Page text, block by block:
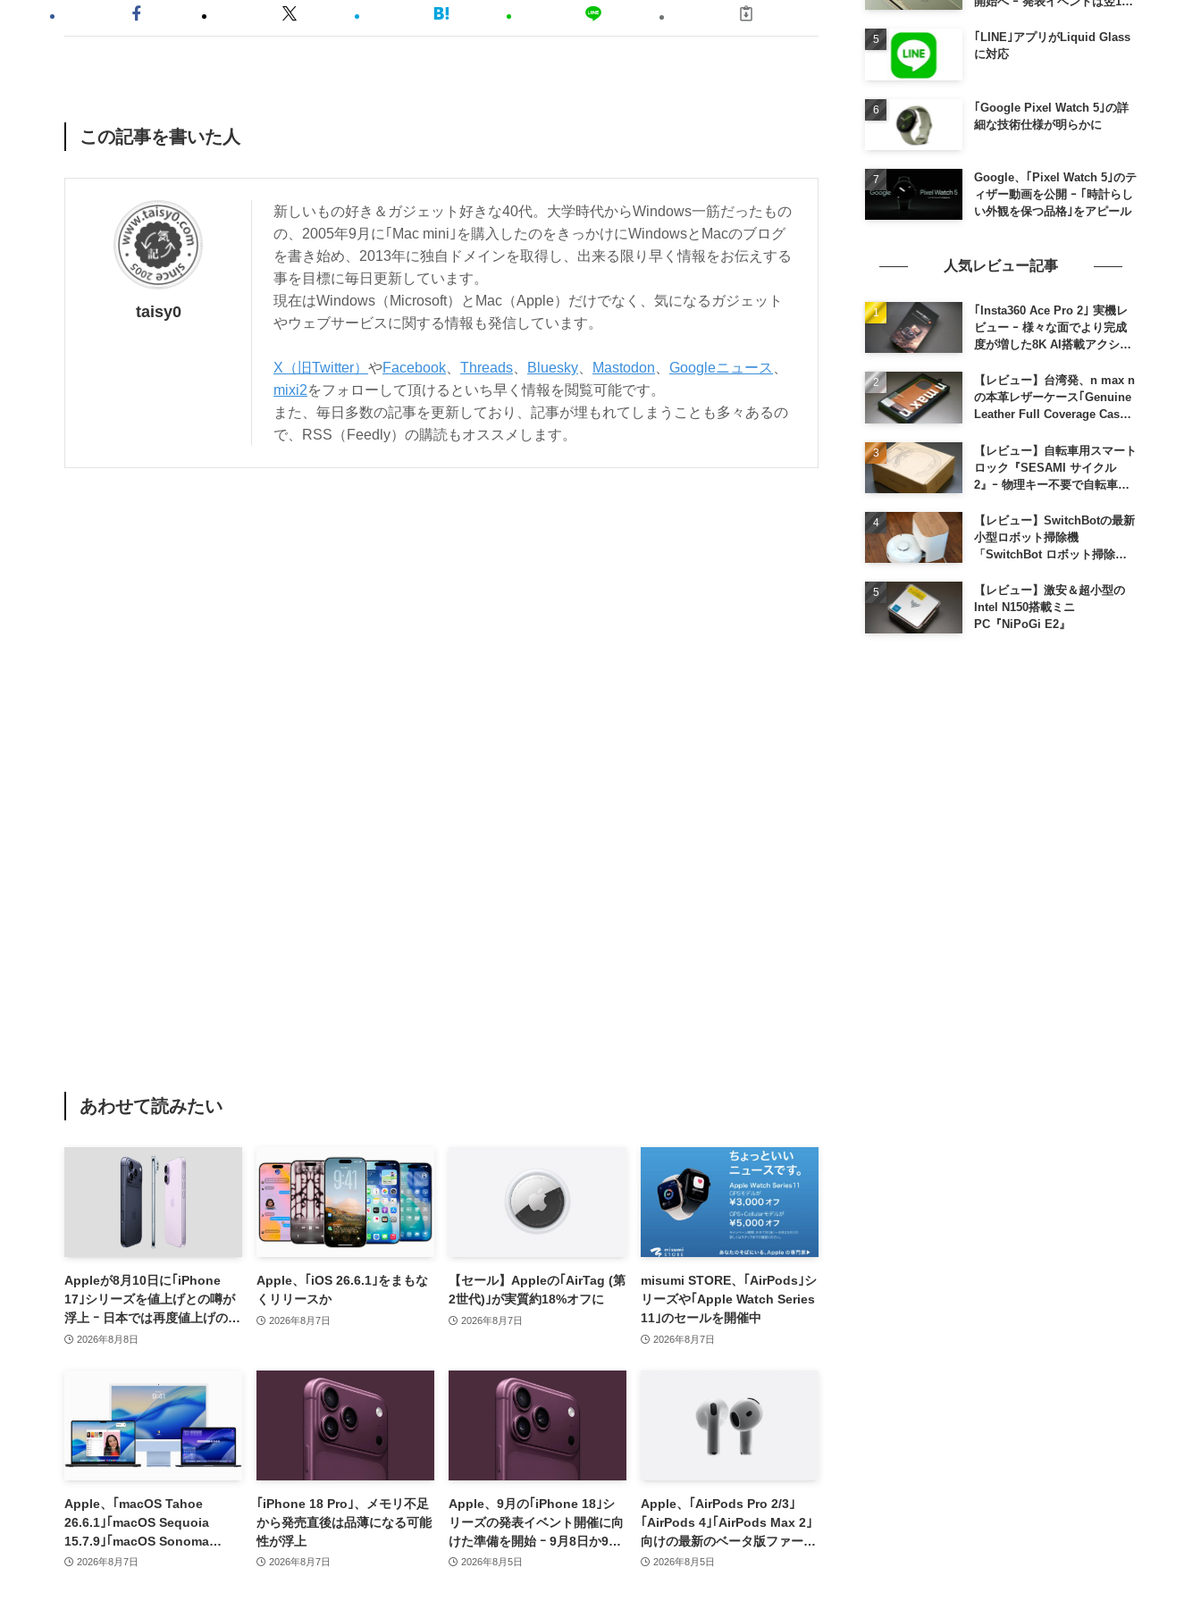
この記事を書いた人
taisy0
新しいもの好き＆ガジェット好きな40代。大学時代からWindows一筋だったもの
の、2005年9月に｢Mac mini｣を購入したのをきっかけにWindowsとMacのブログ
を書き始め、2013年に独自ドメインを取得し、出来る限り早く情報をお伝えする
事を目標に毎日更新しています。
現在はWindows（Microsoft）とMac（Apple）だけでなく、気になるガジェット
やウェブサービスに関する情報も発信しています。
X（旧Twitter） やFacebook Threads Bluesky Mastodon Googleニュース
mixi2をフォローして頂けるといち早く情報を閲覧可能です。
また、毎日多数の記事を更新しており、記事が埋もれてしまうことも多々あるの
で、RSS（Feedly）の購読もオススメします。
あわせて読みたい
Appleが8月10日に｢iPhone
17｣シリーズを値上げとの噂が
浮上 ｰ 日本では再度値上げの可
能性も?!
2026年8月8日
Apple、｢iOS 26.6.1｣をまもな
くリリースか
2026年8月7日
【セール】Appleの｢AirTag (第
2世代)｣が実質約18%オフに
2026年8月7日
misumi STORE、｢AirPods｣シ
リーズや｢Apple Watch Series
11｣のセールを開催中
2026年8月7日
Apple、｢macOS Tahoe
26.6.1｣｢macOS Sequoia
15.7.9｣｢macOS Sonoma
14.8.9｣をリリース ｰ 画面共有
2026年8月7日
｢iPhone 18 Pro｣、メモリ不足
から発売直後は品薄になる可能
性が浮上
2026年8月7日
Apple、9月の｢iPhone 18｣シ
リーズの発表イベント開催に向
けた準備を開始 ｰ 9月8日か9月
9日に開催見込み
2026年8月5日
Apple、｢AirPods Pro 2/3｣
｢AirPods 4｣｢AirPods Max 2｣
向けの最新のベータ版ファーム
ウェア｢9A5336b｣を提供開始
2026年8月5日
｢LINE｣アプリがLiquid Glass
に対応
｢Google Pixel Watch 5｣の詳
細な技術仕様が明らかに
Google、｢Pixel Watch 5｣のテ
ィザー動画を公開 ｰ ｢時計らし
い外観を保つ品格｣をアピール
人気レビュー記事
｢Insta360 Ace Pro 2｣ 実機レ
ビュー ｰ 様々な面でより完成
度が増した8K AI搭載アクショ
【レビュー】台湾発、n max n
の本革レザーケース｢Genuine
Leather Full Coverage Case
【レビュー】自転車用スマート
ロック『SESAMI サイクル
2』ｰ 物理キー不要で自転車の
【レビュー】SwitchBotの最新
小型ロボット掃除機
「SwitchBot ロボット掃除機
【レビュー】激安＆超小型の
Intel N150搭載ミニ
PC『NiPoGi E2』